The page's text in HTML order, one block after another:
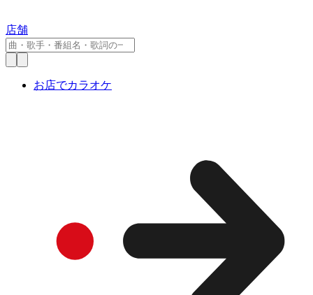
店舗
お店でカラオケ